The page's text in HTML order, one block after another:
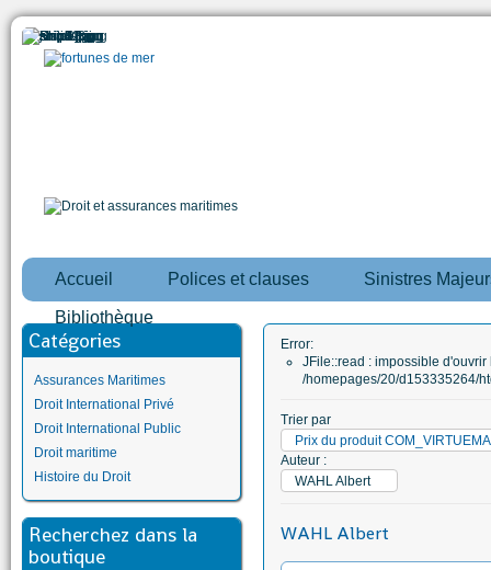
Accueil Polices et clauses Sinistres
Bibliothèque
Catégories
Assurances Maritimes
Droit International Privé
Droit International Public
Droit maritime
Histoire du Droit
Recherchez dans la
boutique
Error:
JFile::read : impossible d'ouvrir
/homepages/20/d153335264/
Trier par
Prix du produit
Auteur :
WAHL Albert
WAHL Albert